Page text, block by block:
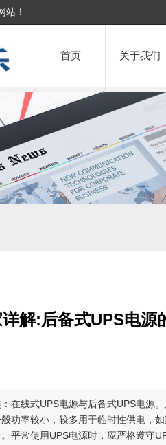
站！
首页 关于我们
解:后备式UPS电源
在线式UPS电源与后备式UPS电源
功率较小，较多用于临时性供电，
平常使用UPS电源时，应严格遵守